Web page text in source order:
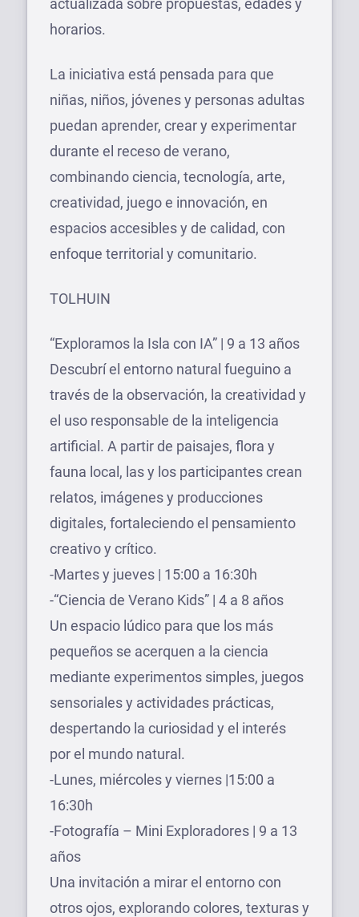
actualizada sobre propuestas, edades y
horarios.
La iniciativa está pensada para que
niñas, niños, jóvenes y personas adultas
puedan aprender, crear y experimentar
durante el receso de verano,
combinando ciencia, tecnología, arte,
creatividad, juego e innovación, en
espacios accesibles y de calidad, con
enfoque territorial y comunitario.
TOLHUIN
“Exploramos la Isla con IA” | 9 a 13 años
Descubrí el entorno natural fueguino a
través de la observación, la creatividad y
el uso responsable de la inteligencia
artificial. A partir de paisajes, flora y
fauna local, las y los participantes crean
relatos, imágenes y producciones
digitales, fortaleciendo el pensamiento
creativo y crítico.
-Martes y jueves | 15:00 a 16:30h
-“Ciencia de Verano Kids” | 4 a 8 años
Un espacio lúdico para que los más
pequeños se acerquen a la ciencia
mediante experimentos simples, juegos
sensoriales y actividades prácticas,
despertando la curiosidad y el interés
por el mundo natural.
-Lunes, miércoles y viernes |15:00 a
16:30h
-Fotografía – Mini Exploradores | 9 a 13
años
Una invitación a mirar el entorno con
otros ojos, explorando colores, texturas y